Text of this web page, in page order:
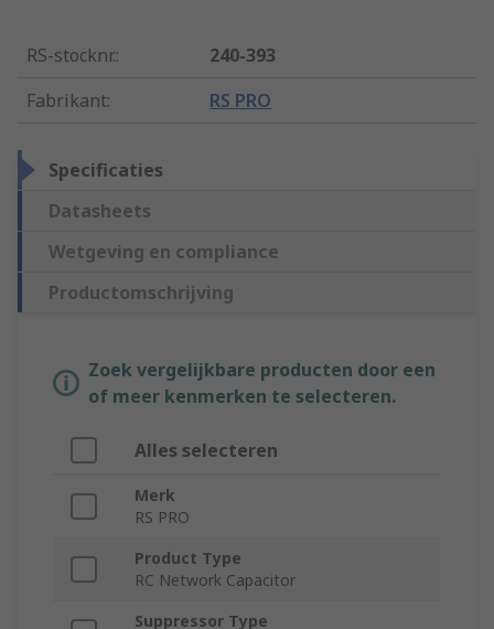
RS-stocknr.:
240-393
Fabrikant: RS PRO
Specificaties
Datasheets
Wetgeving en compliance
Productomschrijving
Zoek vergelijkbare producten door een
of meer kenmerken te selecteren.
Alles selecteren
Merk
RS PRO
Product Type
RC Network Capacitor
Suppressor Type